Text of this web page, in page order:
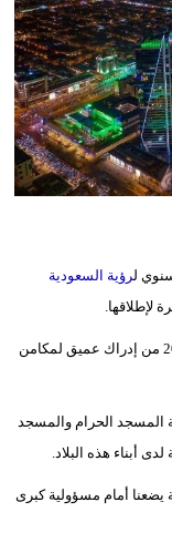
وسفر
ديكور
أخبار
إعلام
مدوَّنات
لرؤية السعودية
وانطلقت رؤية السعودية 2030 في 25 أبريل عام 2016 من إدراك عميق لمكامن
المسجد الحرام والمسجد
أبناء هذه البلاد.
يضعنا أمام مسؤولية كبرى